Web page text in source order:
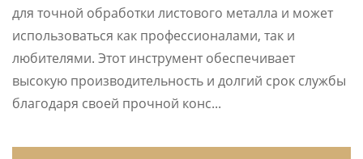
для точной обработки листового металла и может
использоваться как профессионалами, так и
любителями. Этот инструмент обеспечивает
высокую производительность и долгий срок службы
благодаря своей прочной конс...